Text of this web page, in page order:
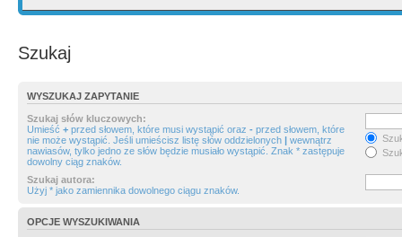
Szukaj
WYSZUKAJ ZAPYTANIE
Szukaj słów kluczowych:
Umieść + przed słowem, które musi wystąpić oraz - przed słowem, które
nie może wystąpić. Jeśli umieścisz listę słów oddzielonych | wewnątrz
nawiasów, tylko jedno ze słów będzie musiało wystąpić. Znak * zastępuje
dowolny ciąg znaków.
Szukaj autora:
Użyj * jako zamiennika dowolnego ciągu znaków.
OPCJE WYSZUKIWANIA